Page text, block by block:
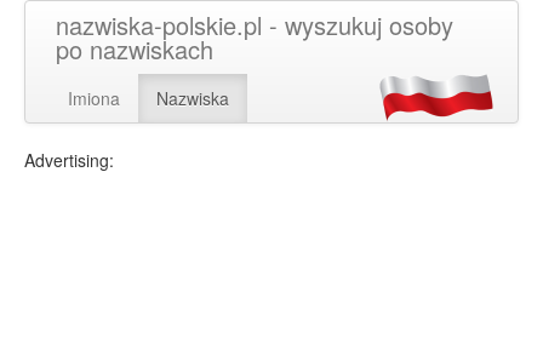
nazwiska-polskie.pl - wyszukuj osoby
po nazwiskach
Imiona Nazwiska
Advertising: